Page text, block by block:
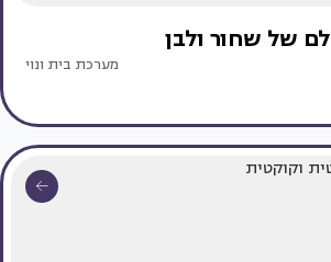
של שחור ולבן
מערכת בית ונוי